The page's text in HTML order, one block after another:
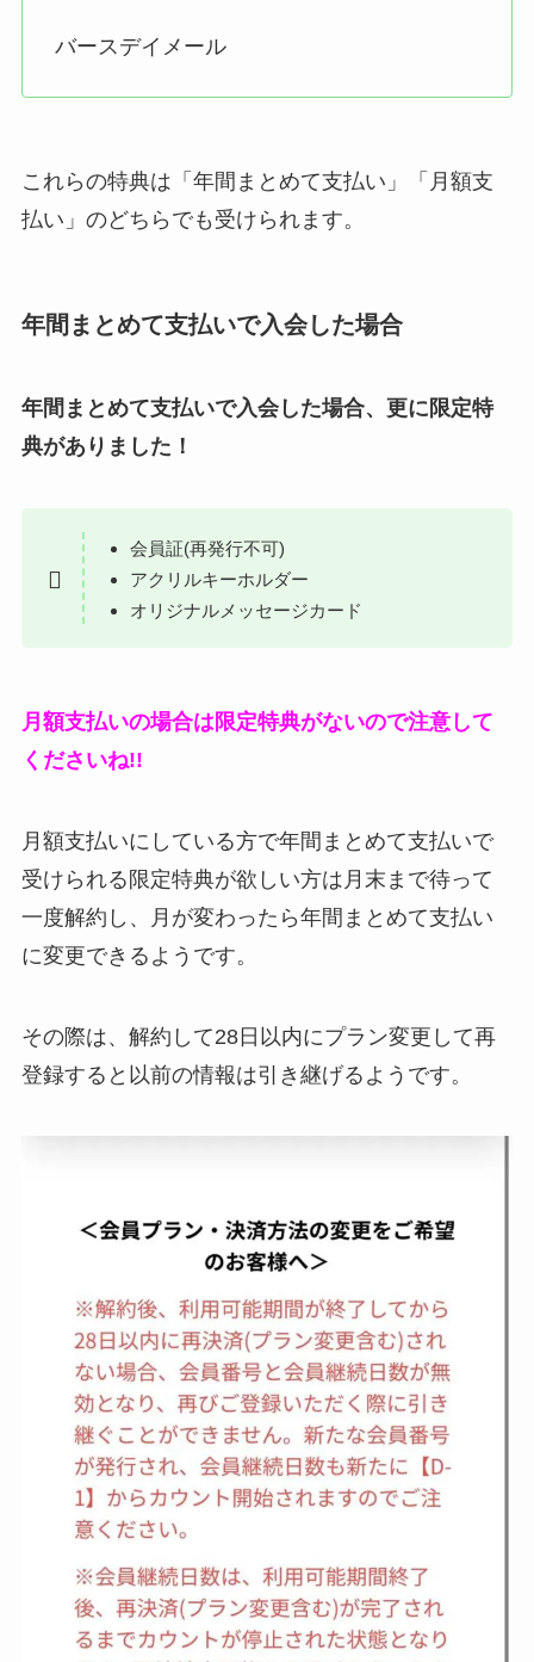
バースデイメール
これらの特典は「年間まとめて支払い」「月額支
払い」のどちらでも受けられます。
年間まとめて支払いで入会した場合
年間まとめて支払いで入会した場合、更に限定特
典がありました！
会員証(再発行不可)
アクリルキーホルダー
オリジナルメッセージカード
月額支払いの場合は限定特典がないので注意して
くださいね!!
月額支払いにしている方で年間まとめて支払いで
受けられる限定特典が欲しい方は月末まで待って
一度解約し、月が変わったら年間まとめて支払い
に変更できるようです。
その際は、解約して28日以内にプラン変更して再
登録すると以前の情報は引き継げるようです。